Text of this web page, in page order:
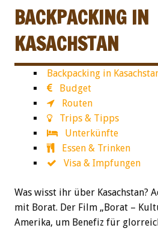
BACKPACKING IN
KASACHSTAN
Backpacking in
Budget
Routen
Trips & Tipps
Unterkünfte
Essen & Trinken
Visa & Impfungen
Was wisst ihr über Kasachstan?
mit Borat. Der Film „Borat –
Amerika, um Benefiz für